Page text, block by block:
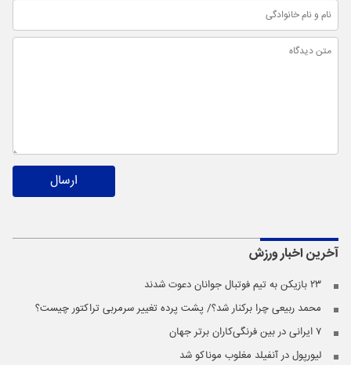
ارسال
آخرین اخبارورزش
۲۳ بازیکن به تیم فوتبال جوانان دعوت شدند
محمد ربیعی چرا برکنار شد؟/ پشت پرده تغییر سرمربی تراکتور چیست؟
۷ ایرانی در بین فرنگی‌کاران برتر جهان
لیورپول در آنفیلد مغلوب موناکو شد